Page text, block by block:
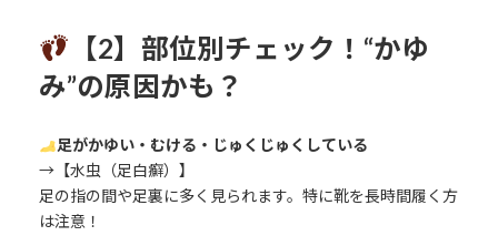
【2】部位別チェック！“かゆ
み”の原因かも？
足がかゆい・むける・じゅくじゅくしている
→【水虫（足白癬）】
足の指の間や足裏に多く見られます。特に靴を長時間履く方
は注意！